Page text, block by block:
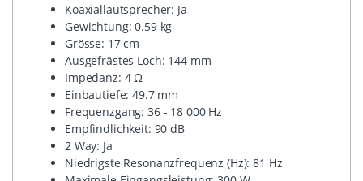
Koaxiallautsprecher: Ja
Gewichtung: 0.59 kg
Grösse: 17 cm
Ausgefrästes Loch: 144 mm
Impedanz: 4 Ω
Einbautiefe: 49.7 mm
Frequenzgang: 36 - 18 000 Hz
Empfindlichkeit: 90 dB
2 Way: Ja
Niedrigste Resonanzfrequenz (Hz): 81 Hz